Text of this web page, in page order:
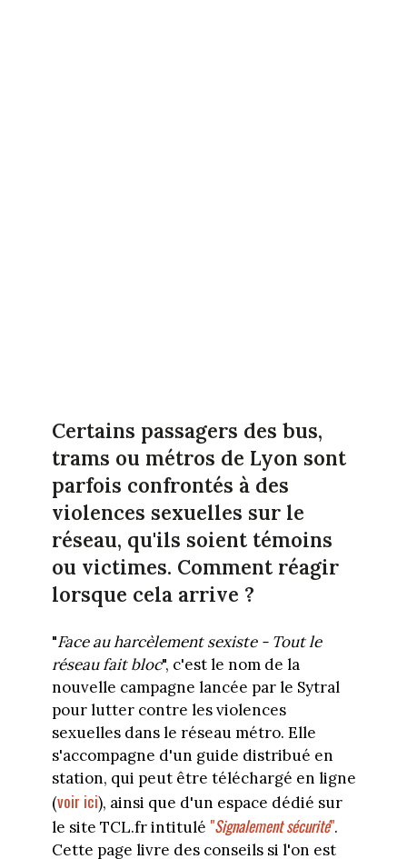
Certains passagers des bus,
trams ou métros de Lyon sont
parfois confrontés à des
violences sexuelles sur le
réseau, qu'ils soient témoins
ou victimes. Comment réagir
lorsque cela arrive ?
"Face au harcèlement sexiste - Tout le
réseau fait bloc", c'est le nom de la
nouvelle campagne lancée par le Sytral
pour lutter contre les violences
sexuelles dans le réseau métro. Elle
s'accompagne d'un guide distribué en
station, qui peut être téléchargé en ligne
(voir ici), ainsi que d'un espace dédié sur
le site TCL.fr intitulé "Signalement sécurité".
Cette page livre des conseils si l'on est